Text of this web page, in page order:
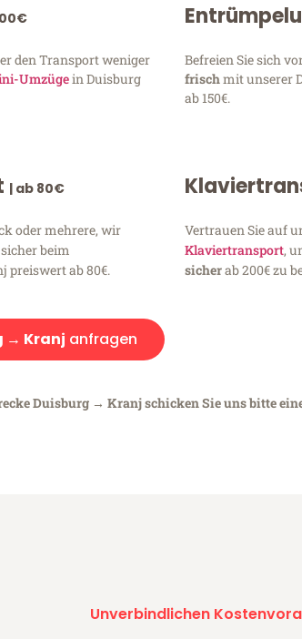
den Transport weniger
Umzügein Duisburg
Befreien Sie sich
frischmit unserer
ab 150€.
| ab 80€
oder mehrere, wir
beim
preiswert ab 80€.
Vertrauen Sie auf
Klaviertransport,
sicherab 200€ zu
→ Kranj anfragen
Duisburg → Kranj schicken Sie uns bitte
Unverbindlichen